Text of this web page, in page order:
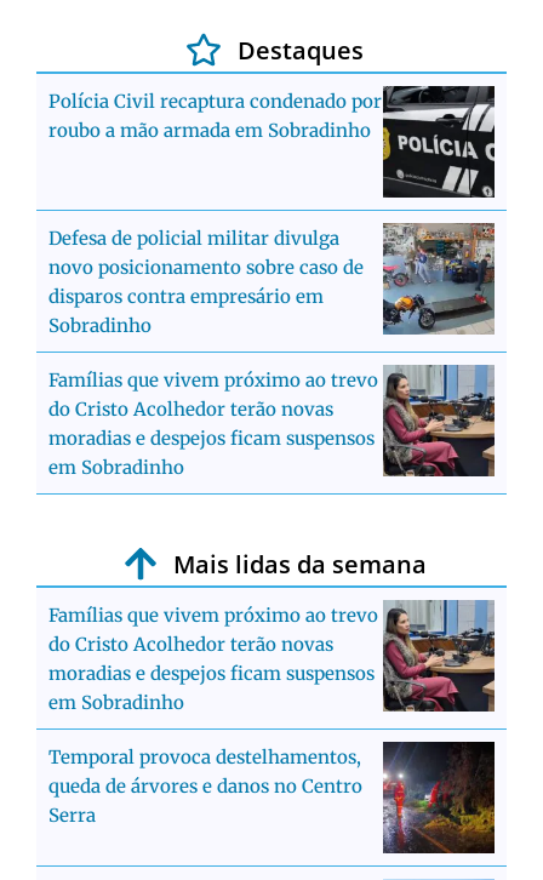
Destaques
Polícia Civil recaptura condenado por
roubo a mão armada em Sobradinho
Defesa de policial militar divulga
novo posicionamento sobre caso de
disparos contra empresário em
Sobradinho
Famílias que vivem próximo ao trevo
do Cristo Acolhedor terão novas
moradias e despejos ficam suspensos
em Sobradinho
Mais lidas da semana
Famílias que vivem próximo ao trevo
do Cristo Acolhedor terão novas
moradias e despejos ficam suspensos
em Sobradinho
Temporal provoca destelhamentos,
queda de árvores e danos no Centro
Serra